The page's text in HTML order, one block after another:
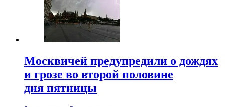
Москвичей предупредили о дождях
и грозе во второй половине
дня пятницы